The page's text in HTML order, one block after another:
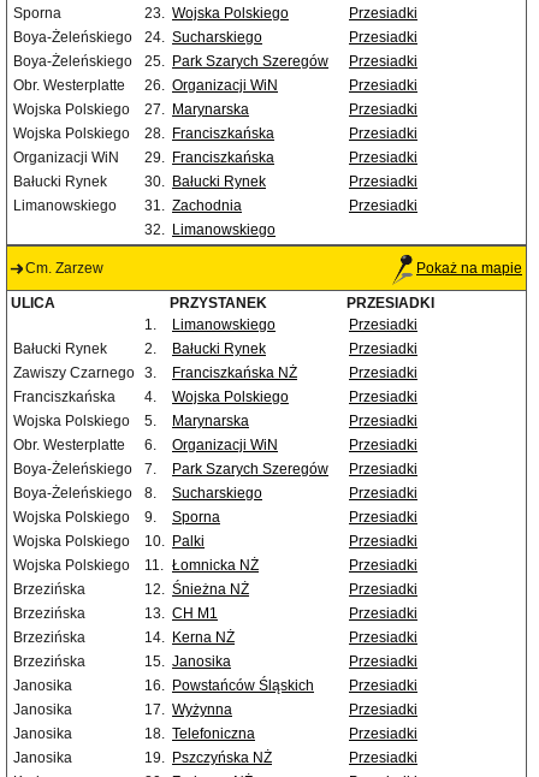
Sporna
23. Wojska Polskiego
Przesiadki
Boya-Żeleńskiego
24. Sucharskiego
Przesiadki
Boya-Żeleńskiego
25. Park Szarych Szeregów
Przesiadki
Obr. Westerplatte
26. Organizacji WiN
Przesiadki
Wojska Polskiego
27. Marynarska
Przesiadki
Wojska Polskiego
28. Franciszkańska
Przesiadki
Organizacji WiN
29. Franciszkańska
Przesiadki
Bałucki Rynek
30. Bałucki Rynek
Przesiadki
Limanowskiego
31. Zachodnia
Przesiadki
32. Limanowskiego
Cm. Zarzew Pokaż na mapie
ULICA PRZYSTANEK
PRZESIADKI
1.
Limanowskiego
Przesiadki
Bałucki Rynek
2. Bałucki Rynek
Przesiadki
Zawiszy Czarnego 3. Franciszkańska NŻ
Przesiadki
Franciszkańska
4. Wojska Polskiego
Przesiadki
Wojska Polskiego
5. Marynarska
Przesiadki
Obr. Westerplatte
6. Organizacji WiN
Przesiadki
Boya-Żeleńskiego
7. Park Szarych Szeregów
Przesiadki
Boya-Żeleńskiego
8. Sucharskiego
Przesiadki
Wojska Polskiego
9. Sporna
Przesiadki
Wojska Polskiego
10. Palki
Przesiadki
Wojska Polskiego
11. Łomnicka NŻ
Przesiadki
Brzezińska
12. Śnieżna NŻ
Przesiadki
Brzezińska
13. CH M1
Przesiadki
Brzezińska
14. Kerna NŻ
Przesiadki
Brzezińska
15. Janosika
Przesiadki
Janosika
16. Powstańców Śląskich
Przesiadki
Janosika
17. Wyżynna
Przesiadki
Janosika
18. Telefoniczna
Przesiadki
Janosika
19. Pszczyńska NŻ
Przesiadki